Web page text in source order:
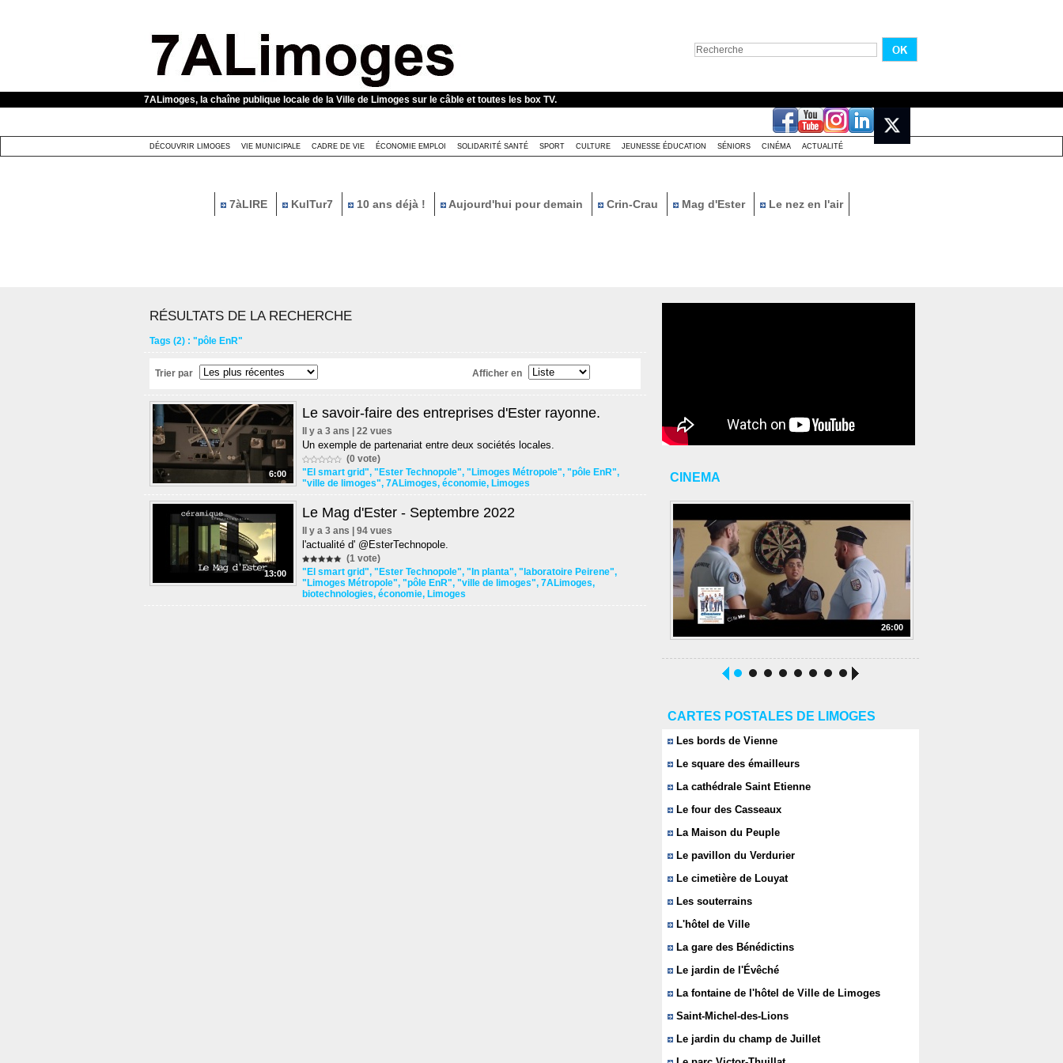
7ALimoges, la chaîne publique locale de la Ville de Limoges sur le câble et toutes les box TV.
DÉCOUVRIR LIMOGES VIE MUNICIPALE CADRE DE VIE ÉCONOMIE EMPLOI SOLIDARITÉ SANTÉ SPORT CULTURE JEUNESSE ÉDUCATION SÉNIORS CINÉMA ACTUALITÉ
7àLIRE KulTur7 10 ans déjà ! Aujourd'hui pour demain Crin-Crau Mag d'Ester Le nez en l'air
RÉSULTATS DE LA RECHERCHE
Tags (2) : "pôle EnR"
Trier par Afficher en
6:00
Le savoir-faire des entreprises d'Ester rayonne.
Il y a 3 ans | 22 vues
Un exemple de partenariat entre deux sociétés locales.
(0 vote)
"El smart grid", "Ester Technopole", "Limoges Métropole", "pôle EnR",
"ville de limoges", 7ALimoges, économie, Limoges
13:00
Le Mag d'Ester - Septembre 2022
Il y a 3 ans | 94 vues
l'actualité d' @EsterTechnopole.
(1 vote)
"El smart grid", "Ester Technopole", "In planta", "laboratoire Peirene",
"Limoges Métropole", "pôle EnR", "ville de limoges", 7ALimoges,
biotechnologies, économie, Limoges
CINEMA
26:00
CARTES POSTALES DE LIMOGES
Les bords de Vienne
Le square des émailleurs
La cathédrale Saint Etienne
Le four des Casseaux
La Maison du Peuple
Le pavillon du Verdurier
Le cimetière de Louyat
Les souterrains
L'hôtel de Ville
La gare des Bénédictins
Le jardin de l'Évêché
La fontaine de l'hôtel de Ville de Limoges
Saint-Michel-des-Lions
Le jardin du champ de Juillet